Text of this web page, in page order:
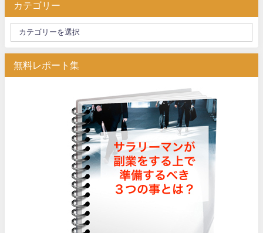
カテゴリー
無料レポート集